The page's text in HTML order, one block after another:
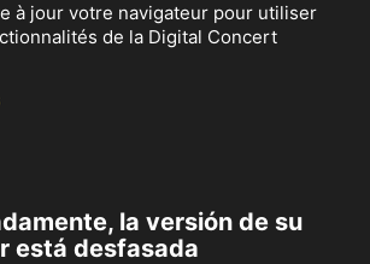
à jour votre navigateur pour utiliser
de la Digital Concert
la versión de su
está desfasada